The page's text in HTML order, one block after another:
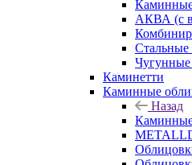
АКВА (с
Стальные
Чугунные
Каминетти
Каминные
Назад